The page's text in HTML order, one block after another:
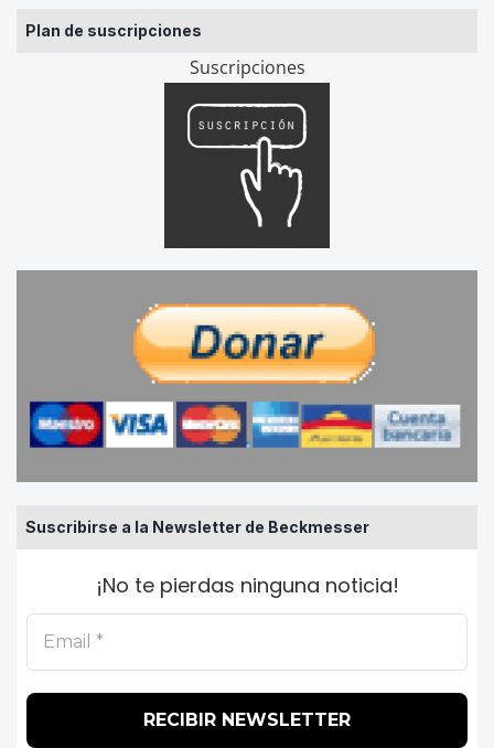
Plan de suscripciones
Suscripciones
Suscribirse a la Newsletter de Beckmesser
¡No te pierdas ninguna noticia!